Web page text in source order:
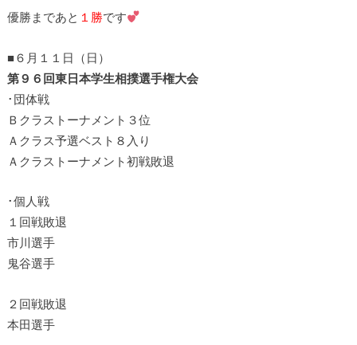
優勝まであと １勝です
■６月１１日（日）
第９６回東日本学生相撲選手権大会
･団体戦
Ｂクラストーナメント３位
Ａクラス予選ベスト８入り
Ａクラストーナメント初戦敗退
･個人戦
１回戦敗退
市川選手
鬼谷選手
２回戦敗退
本田選手